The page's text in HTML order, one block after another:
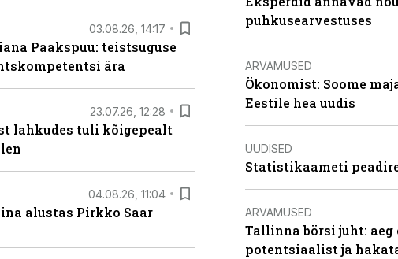
03.08.26, 14:17
Paakspuu: teistsuguse
ära
23.07.26, 12:28
lahkudes tuli kõigepealt
04.08.26, 11:04
alustas Pirkko Saar
puhkusearvestuses
ARVAMUSED
Ökonomist: Soome
Eestile hea uudis
UUDISED
Statistikaameti
ARVAMUSED
Tallinna börsi juht:
potentsiaalist ja